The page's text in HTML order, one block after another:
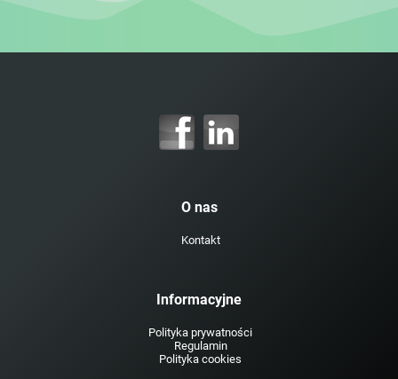
O nas
Kontakt
Informacyjne
Polityka prywatności
Regulamin
Polityka cookies